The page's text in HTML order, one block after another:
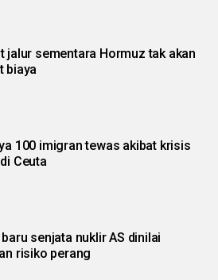
jalur sementara Hormuz tak akan
biaya
100 imigran tewas akibat krisis
Ceuta
senjata nuklir AS dinilai
risiko perang